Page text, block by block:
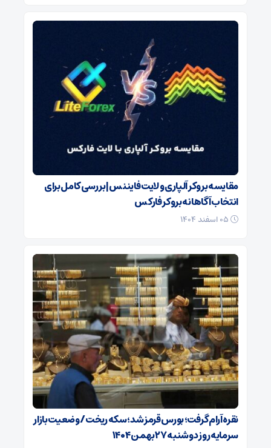
مقایسه بروکر آلپاری و لایت فایننس | بررسی کامل برای
انتخاب آگاهانه بروکر فارکس
نقره آرام گرفت؛ بورس قرمز شد؛ سکه ریخت/ وضعیت بازار
سرمایه روز دوشنبه ۲۷ بهمن ۱۴۰۴